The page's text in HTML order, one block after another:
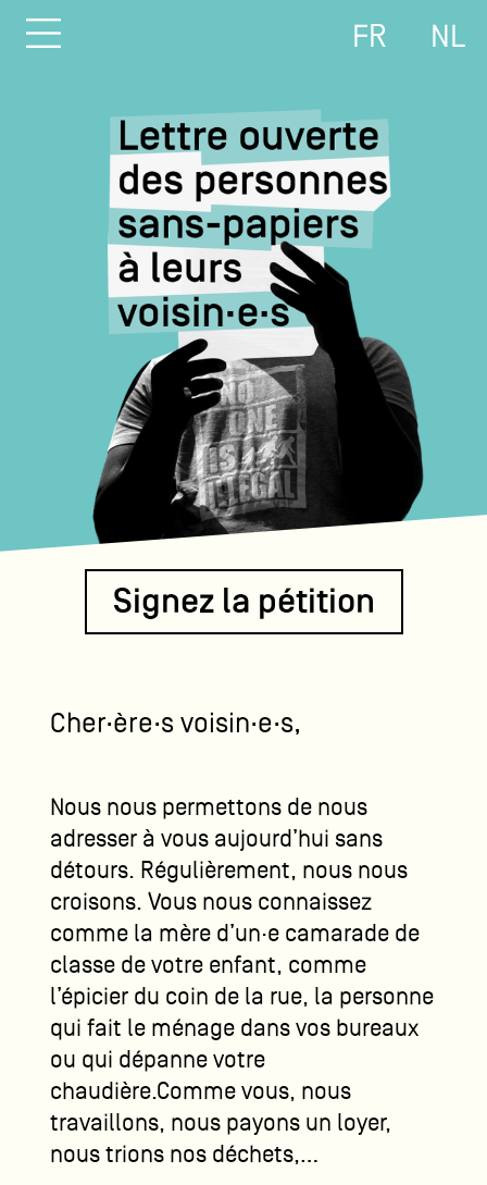
FR NL
Signez la pétition
Cher·ère·s voisin·e·s,
Nous nous permettons de nous
adresser à vous aujourd’hui sans
détours. Régulièrement, nous nous
croisons. Vous nous connaissez
comme la mère d’un·e camarade de
classe de votre enfant, comme
l’épicier du coin de la rue, la personne
qui fait le ménage dans vos bureaux
ou qui dépanne votre
chaudière.Comme vous, nous
travaillons, nous payons un loyer,
nous trions nos déchets,…